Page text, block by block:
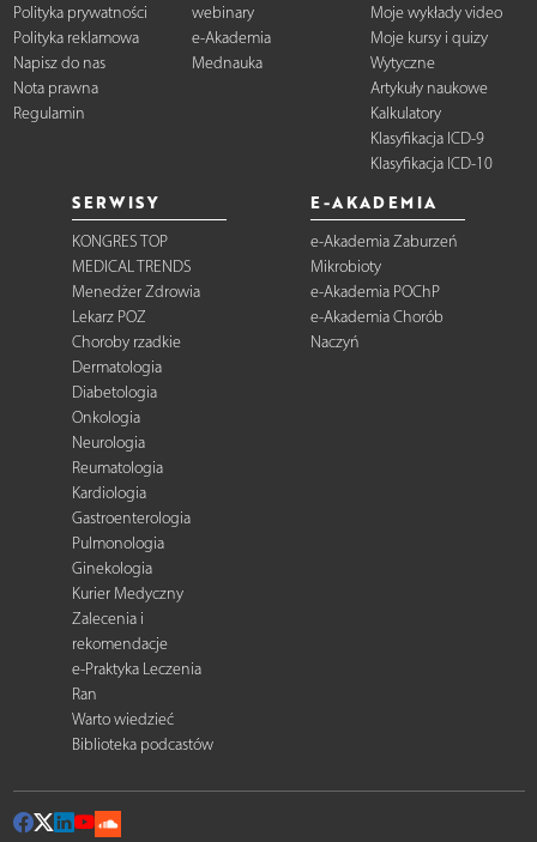
Polityka prywatności
Polityka reklamowa
Napisz do nas
Nota prawna
Regulamin
webinary
e-Akademia
Mednauka
Moje wykłady video
Moje kursy i quizy
Wytyczne
Artykuły naukowe
Kalkulatory
Klasyfikacja ICD-9
Klasyfikacja ICD-10
SERWISY
KONGRES TOP
MEDICAL TRENDS
Menedżer Zdrowia
Lekarz POZ
Choroby rzadkie
Dermatologia
Diabetologia
Onkologia
Neurologia
Reumatologia
Kardiologia
Gastroenterologia
Pulmonologia
Ginekologia
Kurier Medyczny
Zalecenia i
rekomendacje
e-Praktyka Leczenia
Ran
Warto wiedzieć
Biblioteka podcastów
E-AKADEMIA
e-Akademia Zaburzeń
Mikrobioty
e-Akademia POChP
e-Akademia Chorób
Naczyń